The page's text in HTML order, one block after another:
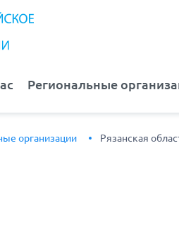
Региональные
организации Рязанская